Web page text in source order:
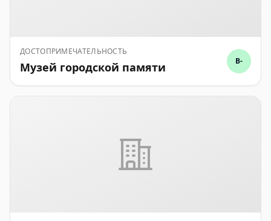
ДОСТОПРИМЕЧАТЕЛЬНОСТЬ
Музей городской памяти B-